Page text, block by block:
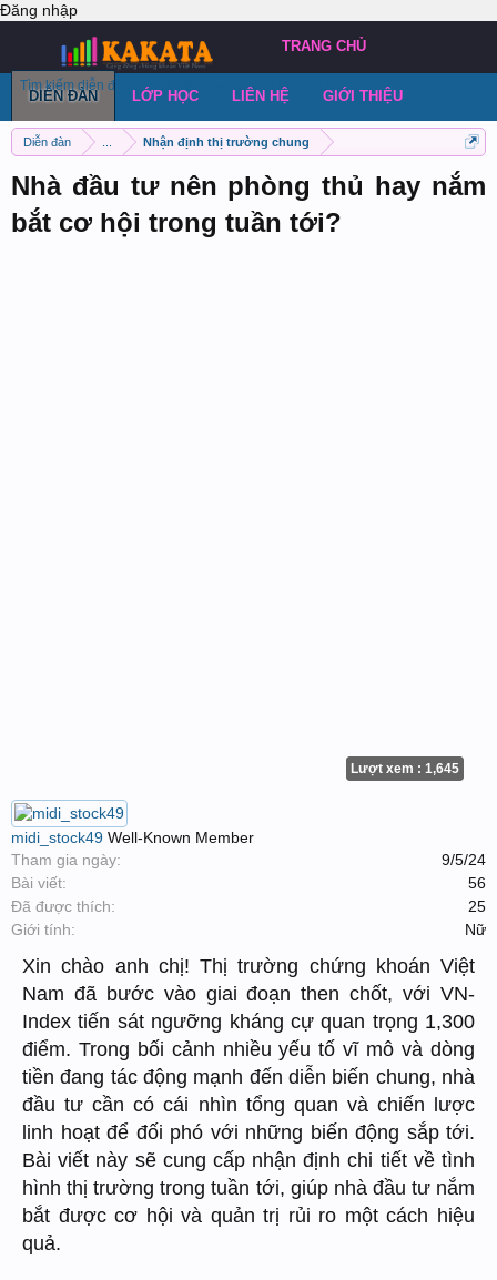
Đăng nhập
Diễn đàn Nhận định thị trường chung
Nhà đầu tư nên phòng thủ hay nắm
bắt cơ hội trong tuần tới?
Lượt xem : 1,645
midi_stock49 Well-Known Member
Tham gia ngày:
9/5/24
Bài viết:
56
Đã được thích:
25
Giới tính:
Nữ
Xin chào anh chị! Thị trường chứng khoán Việt
Nam đã bước vào giai đoạn then chốt, với VN-
Index tiến sát ngưỡng kháng cự quan trọng 1,300
điểm. Trong bối cảnh nhiều yếu tố vĩ mô và dòng
tiền đang tác động mạnh đến diễn biến chung, nhà
đầu tư cần có cái nhìn tổng quan và chiến lược
linh hoạt để đối phó với những biến động sắp tới.
Bài viết này sẽ cung cấp nhận định chi tiết về tình
hình thị trường trong tuần tới, giúp nhà đầu tư nắm
bắt được cơ hội và quản trị rủi ro một cách hiệu
quả.
TRANG CHỦ
DIỄN ĐÀN
Tìm kiếm diễn đàn Bài viết gần đây Đăng chủ đề
LỚP HỌC LIÊN HỆ GIỚI THIỆU